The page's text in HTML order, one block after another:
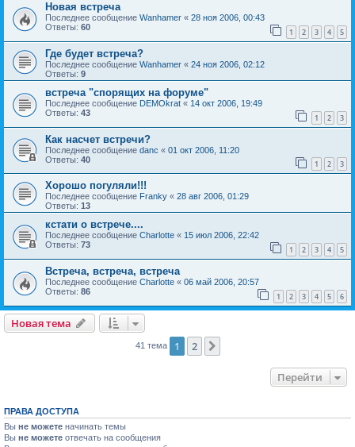
Новая встреча
Последнее сообщение Wanhamer « 28 ноя 2006, 00:43
Ответы: 60 1 2 3 4 5
Где будет встреча?
Последнее сообщение Wanhamer « 24 ноя 2006, 02:12
Ответы: 9
встреча "спорящих на форуме"
Последнее сообщение DEMOkrat « 14 окт 2006, 19:49
Ответы: 43 1 2 3
Как насчет встречи?
Последнее сообщение danc « 01 окт 2006, 11:20
Ответы: 40 1 2 3
Хорошо погуляли!!!
Последнее сообщение Franky « 28 авг 2006, 01:29
Ответы: 13
кстати о встрече....
Последнее сообщение Charlotte « 15 июл 2006, 22:42
Ответы: 73 1 2 3 4 5
Встреча, встреча, встреча
Последнее сообщение Charlotte « 06 май 2006, 20:57
Ответы: 86 1 2 3 4 5 6
Новая тема
41 тема 1 2
Перейти
ПРАВА ДОСТУПА
Вы не можете начинать темы
Вы не можете отвечать на сообщения